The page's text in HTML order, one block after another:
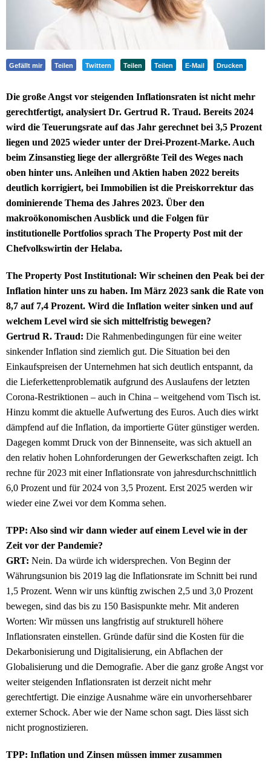
Gefällt mir Teilen Twittern Teilen Teilen E-Mail Drucken
Die große Angst vor steigenden Inflationsraten ist nicht mehr
gerechtfertigt, analysiert Dr. Gertrud R. Traud. Bereits 2024
wird die Teuerungsrate auf das Jahr gerechnet bei 3,5 Prozent
liegen und 2025 wieder unter der Drei-Prozent-Marke. Auch
beim Zinsanstieg liege der allergrößte Teil des Weges nach
oben hinter uns. Anleihen und Aktien haben 2022 bereits
deutlich korrigiert, bei Immobilien ist die Preiskorrektur das
dominierende Thema des Jahres 2023. Über den
makroökonomischen Ausblick und die Folgen für
institutionelle Portfolios sprach The Property Post mit der
Chefvolkswirtin der Helaba.
The Property Post Institutional: Wir scheinen den Peak bei der
Inflation hinter uns zu haben. Im März 2023 sank die Rate von
8,7 auf 7,4 Prozent. Wird die Inflation weiter sinken und auf
welchem Level wird sie sich mittelfristig bewegen?
Gertrud R. Traud: Die Rahmenbedingungen für eine weiter
sinkender Inflation sind ziemlich gut. Die Situation bei den
Einkaufspreisen der Unternehmen hat sich deutlich entspannt, da
die Lieferkettenproblematik aufgrund des Auslaufens der letzten
Corona-Restriktionen – auch in China – weitgehend vom Tisch ist.
Hinzu kommt die aktuelle Aufwertung des Euros. Auch dies wirkt
dämpfend auf die Inflation, da importierte Güter günstiger werden.
Dagegen kommt Druck von der Binnenseite, was sich aktuell an
den relativ hohen Lohnforderungen der Gewerkschaften zeigt. Ich
rechne für 2023 mit einer Inflationsrate von jahresdurchschnittlich
6,0 Prozent und für 2024 von 3,5 Prozent. Erst 2025 werden wir
wieder eine Zwei vor dem Komma sehen.
TPP: Also sind wir dann wieder auf einem Level wie in der
Zeit vor der Pandemie?
GRT: Nein. Da würde ich widersprechen. Von Beginn der
Währungsunion bis 2019 lag die Inflationsrate im Schnitt bei rund
1,5 Prozent. Wenn wir uns künftig zwischen 2,5 und 3,0 Prozent
bewegen, sind das bis zu 150 Basispunkte mehr. Mit anderen
Worten: Wir müssen uns langfristig auf strukturell höhere
Inflationsraten einstellen. Gründe dafür sind die Kosten für die
Dekarbonisierung und Digitalisierung, ein Abflachen der
Globalisierung und die Demografie. Aber die ganz große Angst vor
weiter steigenden Inflationsraten ist derzeit nicht mehr
gerechtfertigt. Die einzige Ausnahme wäre ein unvorhersehbarer
externer Schock. Aber wie der Name schon sagt. Dies lässt sich
nicht prognostizieren.
TPP: Inflation und Zinsen müssen immer zusammen